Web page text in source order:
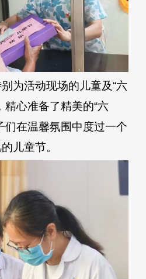
活动现场的儿童及“六
精心准备了精美的“六
们在温馨氛围中度过一个
儿童节。